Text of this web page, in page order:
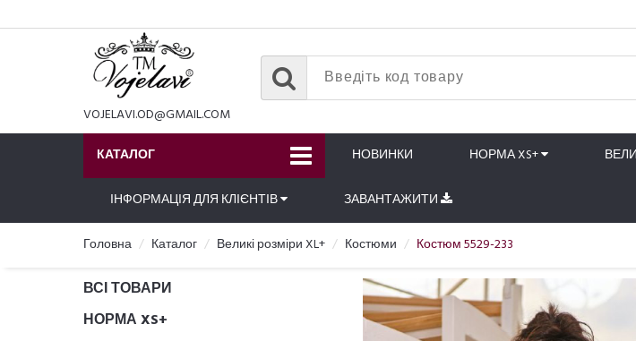
VOJELAVI.OD@GMAIL.COM
КАТАЛОГ НОВИНКИ НОРМА XS+
ІНФОРМАЦІЯ ДЛЯ КЛІЄНТІВ ЗАВАНТАЖИТИ
Головна Каталог Великі розміри XL+ Костюми Костюм 5529-233
ВСІ ТОВАРИ
НОРМА XS+